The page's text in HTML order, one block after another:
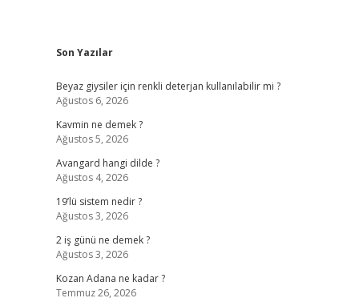
Sidebar
Son Yazılar
Beyaz giysiler için renkli deterjan kullanılabilir mi ?
Ağustos 6, 2026
Kavmin ne demek ?
Ağustos 5, 2026
Avangard hangi dilde ?
Ağustos 4, 2026
19’lü sistem nedir ?
Ağustos 3, 2026
2 iş günü ne demek ?
Ağustos 3, 2026
Kozan Adana ne kadar ?
Temmuz 26, 2026